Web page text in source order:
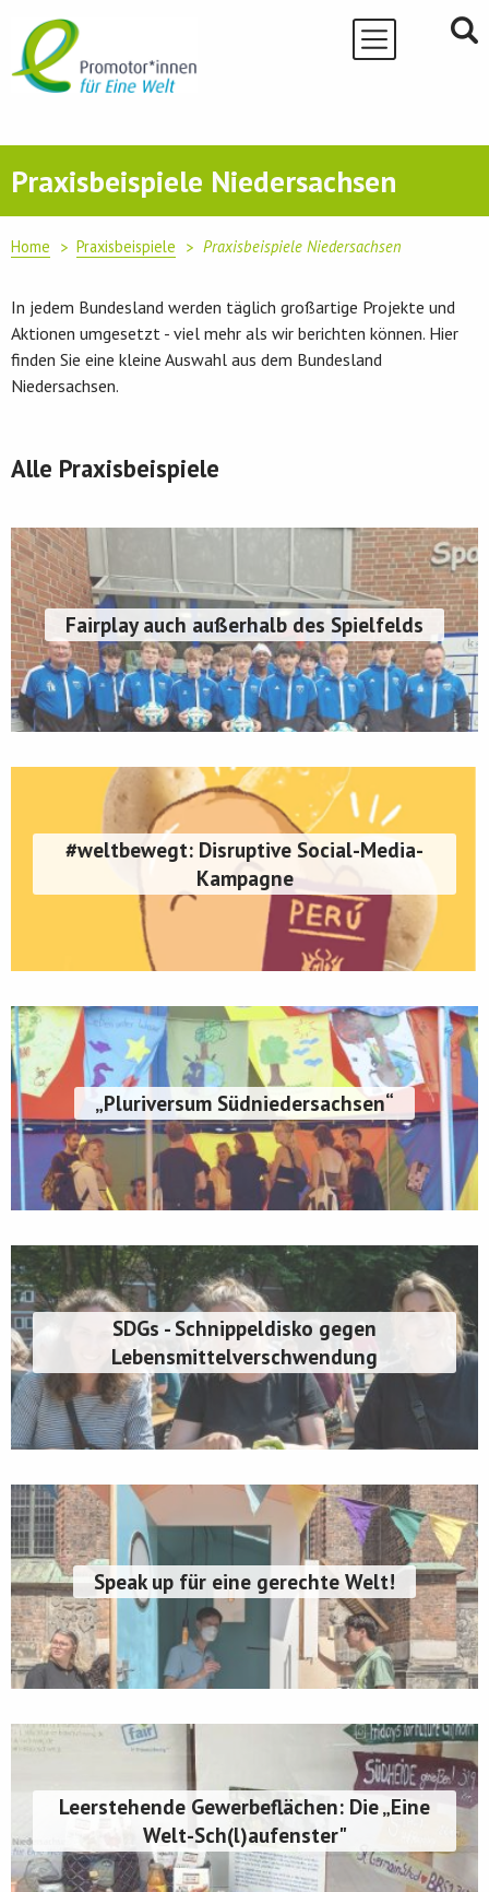
content
Praxisbeispiele Niedersachsen
Home Praxisbeispiele Praxisbeispiele Niedersachsen
In jedem Bundesland werden täglich großartige Projekte und
Aktionen umgesetzt - viel mehr als wir berichten können. Hier
finden Sie eine kleine Auswahl aus dem Bundesland
Niedersachsen.
Alle Praxisbeispiele
Fairplay auch außerhalb des Spielfelds
#weltbewegt: Disruptive Social-Media-
Kampagne
„Pluriversum Südniedersachsen“
SDGs - Schnippeldisko gegen
Lebensmittelverschwendung
Speak up für eine gerechte Welt!
Leerstehende Gewerbeflächen: Die „Eine
Welt-Sch(l)aufenster"